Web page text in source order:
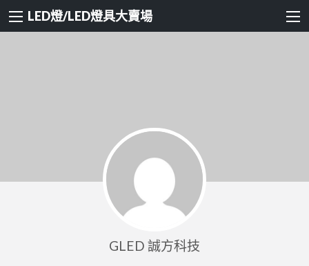
LED燈/LED燈具大賣場
GLED 誠方科技